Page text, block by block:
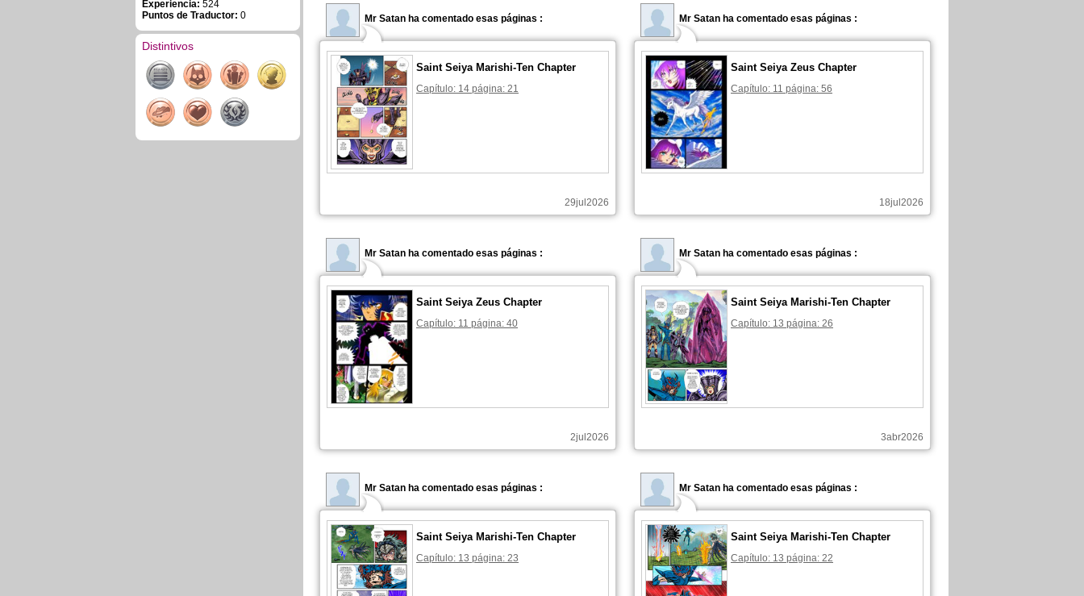
Experiencia: 524
Puntos de Traductor: 0
Distintivos
Mr Satan ha comentado esas páginas :
Saint Seiya Marishi-Ten Chapter
Capítulo: 14 página: 21
29jul2026
Mr Satan ha comentado esas páginas :
Saint Seiya Zeus Chapter
Capítulo: 11 página: 56
18jul2026
Mr Satan ha comentado esas páginas :
Saint Seiya Zeus Chapter
Capítulo: 11 página: 40
2jul2026
Mr Satan ha comentado esas páginas :
Saint Seiya Marishi-Ten Chapter
Capítulo: 13 página: 26
3abr2026
Mr Satan ha comentado esas páginas :
Saint Seiya Marishi-Ten Chapter
Capítulo: 13 página: 23
Mr Satan ha comentado esas páginas :
Saint Seiya Marishi-Ten Chapter
Capítulo: 13 página: 22